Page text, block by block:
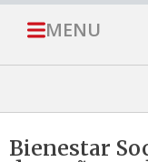
MENU
Bienestar